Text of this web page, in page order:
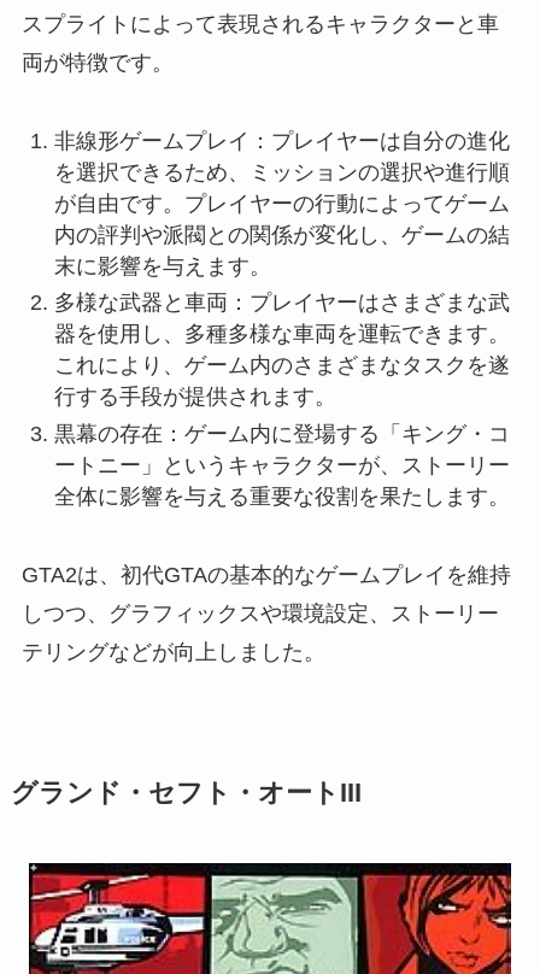
スプライトによって表現されるキャラクターと車
両が特徴です。
非線形ゲームプレイ：プレイヤーは自分の進化
を選択できるため、ミッションの選択や進行順
が自由です。プレイヤーの行動によってゲーム
内の評判や派閥との関係が変化し、ゲームの結
末に影響を与えます。
多様な武器と車両：プレイヤーはさまざまな武
器を使用し、多種多様な車両を運転できます。
これにより、ゲーム内のさまざまなタスクを遂
行する手段が提供されます。
黒幕の存在：ゲーム内に登場する「キング・コ
ートニー」というキャラクターが、ストーリー
全体に影響を与える重要な役割を果たします。
GTA2は、初代GTAの基本的なゲームプレイを維持
しつつ、グラフィックスや環境設定、ストーリー
テリングなどが向上しました。
グランド・セフト・オートIII